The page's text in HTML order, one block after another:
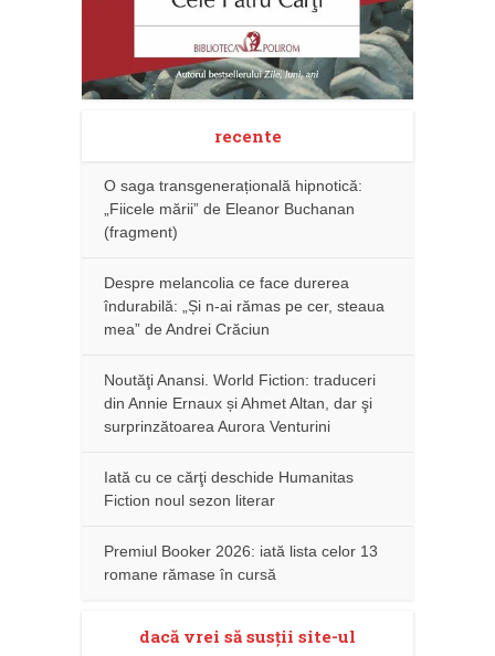
recente
O saga transgenerațională hipnotică:
„Fiicele mării” de Eleanor Buchanan
(fragment)
Despre melancolia ce face durerea
îndurabilă: „Și n-ai rămas pe cer, steaua
mea” de Andrei Crăciun
Noutăţi Anansi. World Fiction: traduceri
din Annie Ernaux și Ahmet Altan, dar şi
surprinzătoarea Aurora Venturini
Iată cu ce cărţi deschide Humanitas
Fiction noul sezon literar
Premiul Booker 2026: iată lista celor 13
romane rămase în cursă
dacă vrei să susţii site-ul